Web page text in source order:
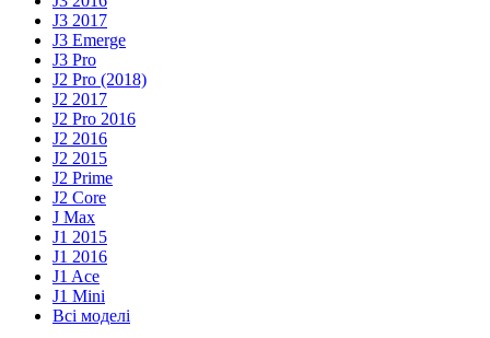
J3 2017
J3 Emerge
J3 Pro
J2 Pro (2018)
J2 2017
J2 Pro 2016
J2 2016
J2 2015
J2 Prime
J2 Core
J Max
J1 2015
J1 2016
J1 Ace
J1 Mini
Всі моделі